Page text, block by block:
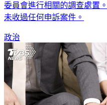
委員會進行相關的調查處置
未收過任何申訴案件。
政治